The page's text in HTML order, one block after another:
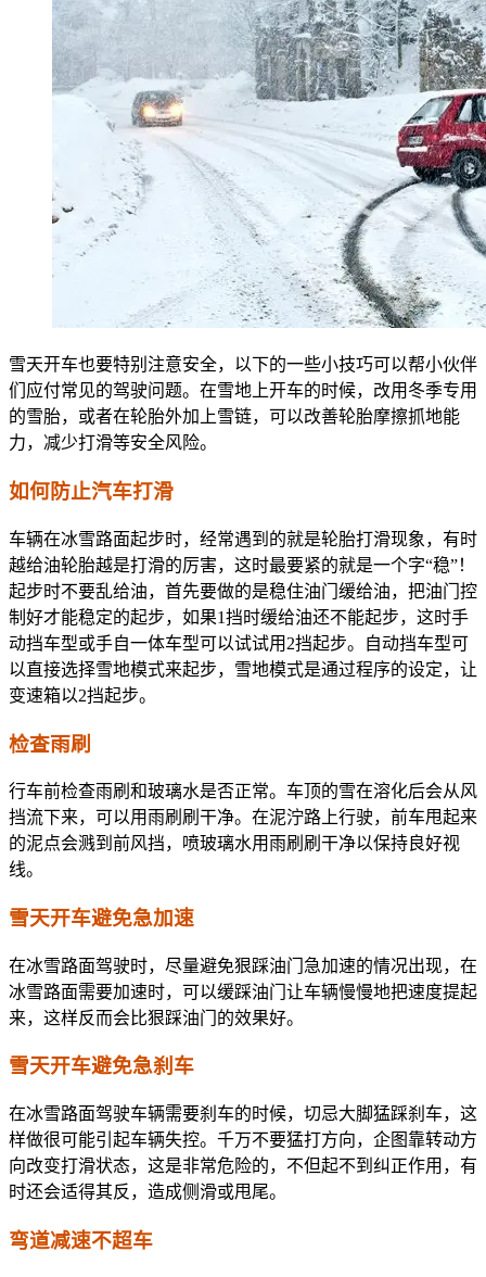
雪天开车也要特别注意安全，以下的一些小技巧可以帮小伙伴
们应付常见的驾驶问题。在雪地上开车的时候，改用冬季专用
的雪胎，或者在轮胎外加上雪链，可以改善轮胎摩擦抓地能
力，减少打滑等安全风险。
如何防止汽车打滑
车辆在冰雪路面起步时，经常遇到的就是轮胎打滑现象，有时
越给油轮胎越是打滑的厉害，这时最要紧的就是一个字“稳”！
起步时不要乱给油，首先要做的是稳住油门缓给油，把油门控
制好才能稳定的起步，如果1挡时缓给油还不能起步，这时手
动挡车型或手自一体车型可以试试用2挡起步。自动挡车型可
以直接选择雪地模式来起步，雪地模式是通过程序的设定，让
变速箱以2挡起步。
检查雨刷
行车前检查雨刷和玻璃水是否正常。车顶的雪在溶化后会从风
挡流下来，可以用雨刷刷干净。在泥泞路上行驶，前车甩起来
的泥点会溅到前风挡，喷玻璃水用雨刷刷干净以保持良好视
线。
雪天开车避免急加速
在冰雪路面驾驶时，尽量避免狠踩油门急加速的情况出现，在
冰雪路面需要加速时，可以缓踩油门让车辆慢慢地把速度提起
来，这样反而会比狠踩油门的效果好。
雪天开车避免急刹车
在冰雪路面驾驶车辆需要刹车的时候，切忌大脚猛踩刹车，这
样做很可能引起车辆失控。千万不要猛打方向，企图靠转动方
向改变打滑状态，这是非常危险的，不但起不到纠正作用，有
时还会适得其反，造成侧滑或甩尾。
弯道减速不超车